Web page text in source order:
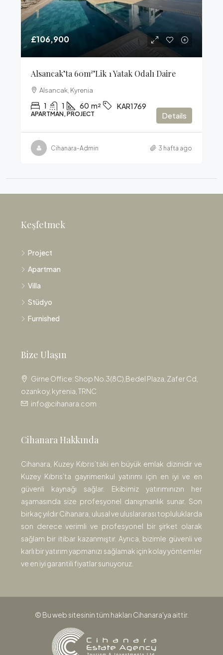
£106,900
Alsancak’ta 60m²’lik 1 Yatak Odalı Daire
Alsancak, Kyrenia
1 1 60 m² KAR1769
APARTMAN, PROJECT Details
Cihanara-Admin 3 hafta ago
Keşfetmek
Project
Apartman
Villa
Stüdyo
Furnished
Bize Ulaşın
Girne Office: Shop No.3(8C),Bedel Plaza, Zafer Cd,
ozankoy, kyrenia, TRNC
info@cihanara.com
Cihanara Hakkında
Cihanara, Kuzey Kıbrıs’taki en büyük emlak dizinidir ve
Kuzey Kıbrıs’ta gayrimenkul yatırımı için en iyi ve en
güvenli kaynağı sağlar. Ekibimiz yatırımınızın her
aşamasında size profesyonel danışmanlık sunar. Son
birkaç yıldır Cihanara, ulusal ve uluslararası topluluklarda
son derece verimli ve profesyonel bir şirket olarak
sağlam bir itibar kazanmıştır. Ayrıca, bizimle güvenli ve
karlı bir yatırım yapmanızı sağlamak için kolay yöntemler
ve en iyi garantili fiyatlar sunuyoruz.
© Bu web sitesinin tüm hakları Cihanara'ya aittir.